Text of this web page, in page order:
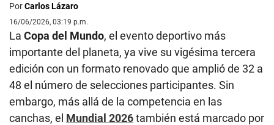
PorCarlos Lázaro
16/06/2026, 03:19 p.m.
La Copa del Mundo, el evento deportivo más
importante del planeta, ya vive su vigésima tercera
edición con un formato renovado que amplió de 32 a
48 el número de selecciones participantes. Sin
embargo, más allá de la competencia en las
canchas, el Mundial 2026también está marcado por